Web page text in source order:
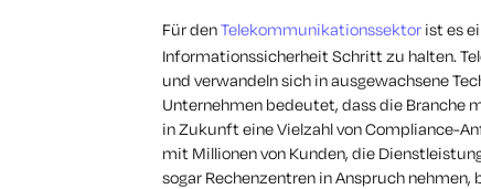
Für denTelekommunikationssektor ist es
Informationssicherheit Schritt zu halten.
und verwandeln sich in ausgewachsene
Unternehmen bedeutet, dass die Branche
in Zukunft eine Vielzahl von Compliance-
mit Millionen von Kunden, die
sogar Rechenzentren in Anspruch